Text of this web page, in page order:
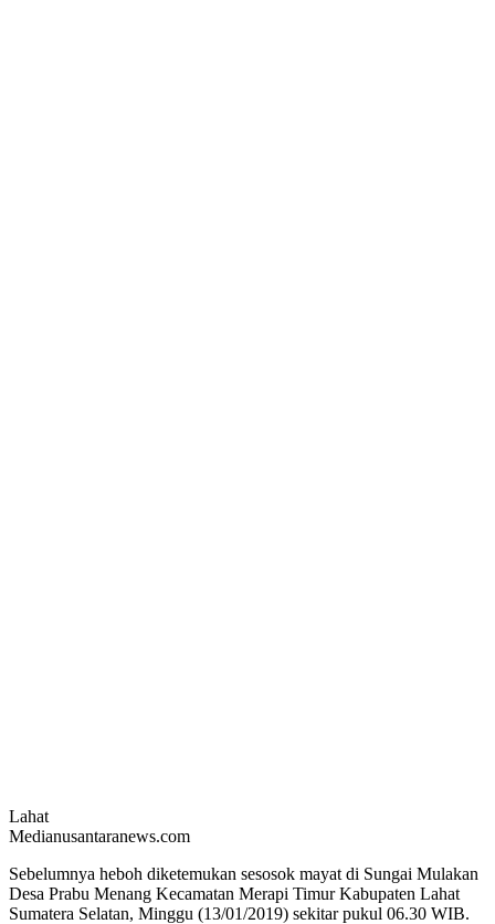
Lahat
Medianusantaranews.com
Sebelumnya heboh diketemukan sesosok mayat di Sungai Mulakan
Desa Prabu Menang Kecamatan Merapi Timur Kabupaten Lahat
Sumatera Selatan, Minggu (13/01/2019) sekitar pukul 06.30 WIB.